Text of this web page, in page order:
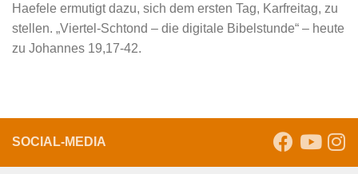
Haefele ermutigt dazu, sich dem ersten Tag, Karfreitag, zu
stellen. „Viertel-Schtond – die digitale Bibelstunde“ – heute
zu Johannes 19,17-42.
SOCIAL-MEDIA